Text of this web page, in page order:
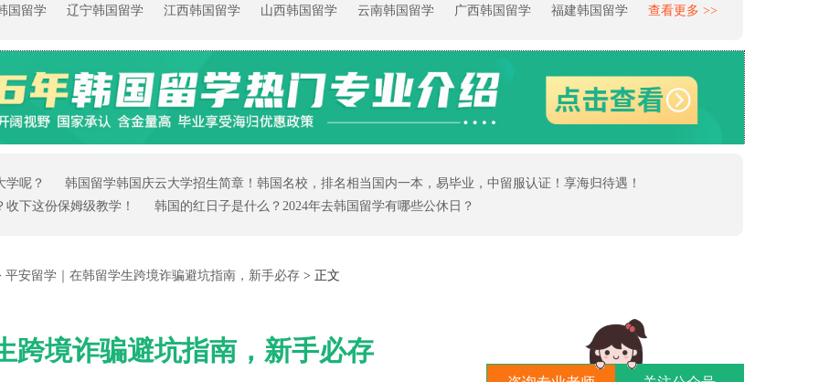
国留学
辽宁韩国留学 江西韩国留学 山西韩国留学 云南韩国留学 广西韩国留学 福建韩国留学 查看更多 >>
学呢？
韩国留学韩国庆云大学招生简章！韩国名校，排名相当国内一本，易毕业，中留服认证！享海归待遇！
下这份保姆级教学！
韩国的红日子是什么？2024年去韩国留学有哪些公休日？
平安留学｜在韩留学生跨境诈骗避坑指南，新手必存 > 正文
跨境诈骗避坑指南，新手必存